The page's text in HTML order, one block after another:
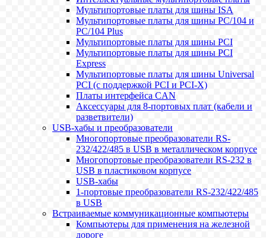
Мультипортовые платы для шины ISA
Мультипортовые платы для шины PC/104 и
PC/104 Plus
Мультипортовые платы для шины PCI
Мультипортовые платы для шины PCI
Express
Мультипортовые платы для шины Universal
PCI (с поддержкой PCI и PCI-X)
Платы интерфейса CAN
Аксессуары для 8-портовых плат (кабели и
разветвители)
USB-хабы и преобразователи
Многопортовые преобразователи RS-
232/422/485 в USB в металлическом корпусе
Многопортовые преобразователи RS-232 в
USB в пластиковом корпусе
USB-хабы
1-портовые преобразователи RS-232/422/485
в USB
Встраиваемые коммуникационные компьютеры
Компьютеры для применения на железной
дороге